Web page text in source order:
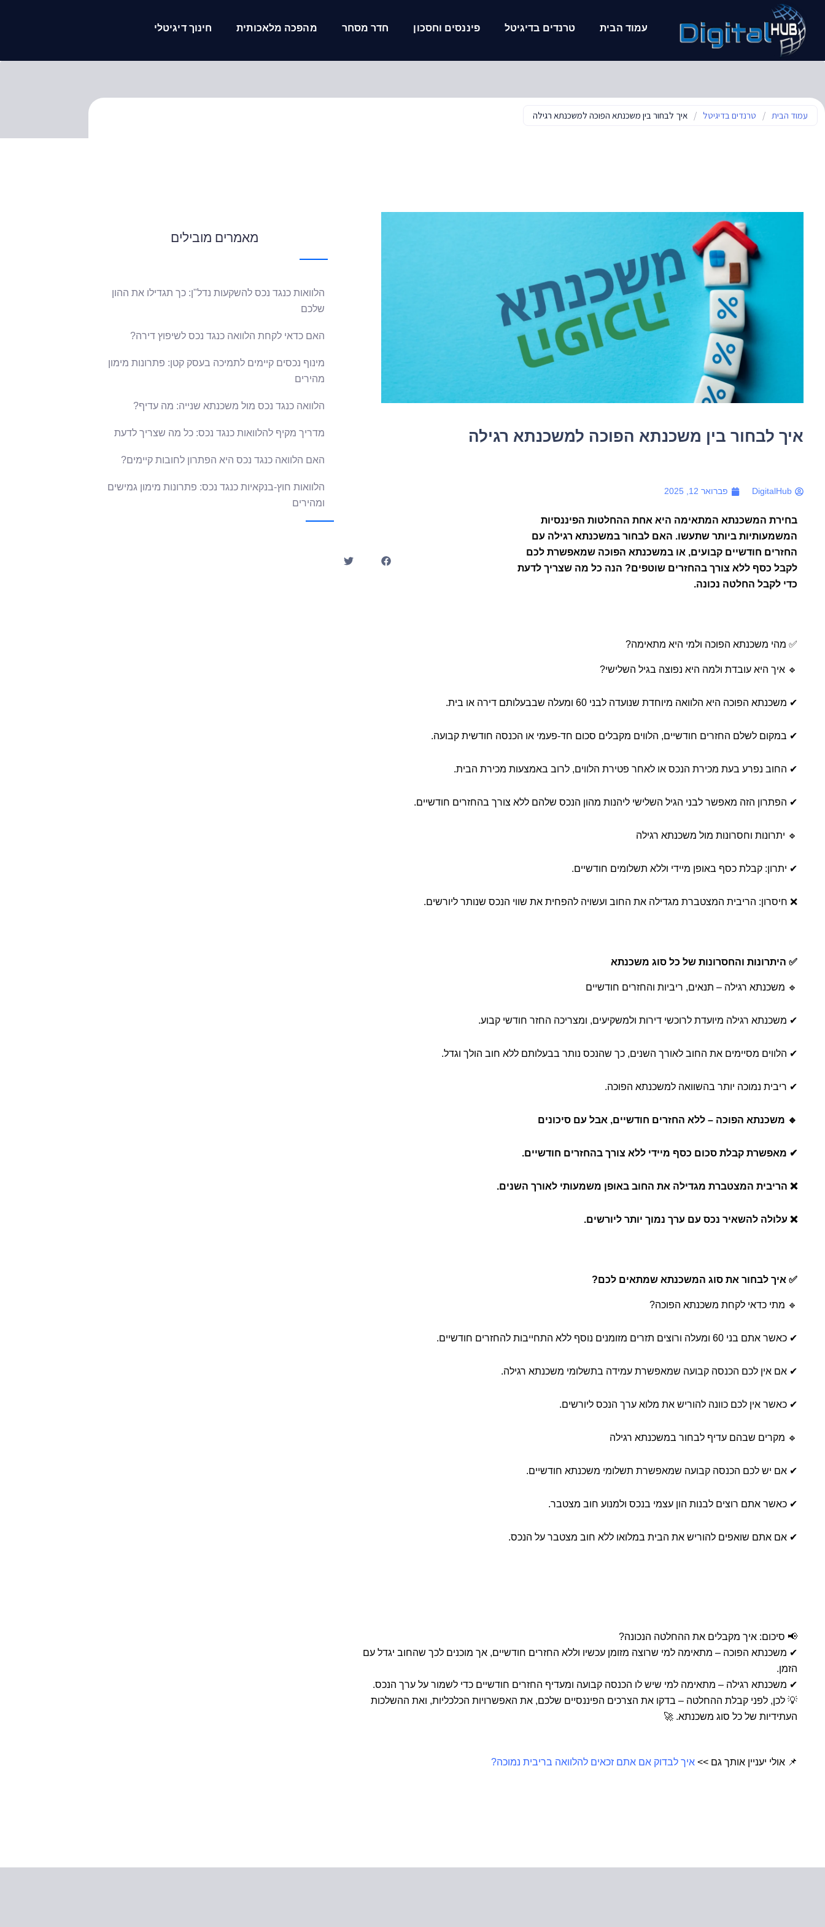
עמוד הבית טרנדים בדיגיטל פיננסים וחסכון חדר מסחר מהפכה מלאכותית חינוך דיגיטלי
עמוד הבית / טרנדים בדיגיטל / איך לבחור בין משכנתא הפוכה למשכנתא רגילה
איך לבחור בין משכנתא הפוכה למשכנתא רגילה
DigitalHub פברואר 12, 2025
בחירת המשכנתא המתאימה היא אחת ההחלטות הפיננסיות
המשמעותיות ביותר שתעשו. האם לבחור במשכנתא רגילה עם
החזרים חודשיים קבועים, או במשכנתא הפוכה שמאפשרת לכם
לקבל כסף ללא צורך בהחזרים שוטפים? הנה כל מה שצריך לדעת
כדי לקבל החלטה נכונה.
✅ מהי משכנתא הפוכה ולמי היא מתאימה?
🔹 איך היא עובדת ולמה היא נפוצה בגיל השלישי?
✔ משכנתא הפוכה היא הלוואה מיוחדת שנועדה לבני 60 ומעלה שבבעלותם דירה או בית.
✔ במקום לשלם החזרים חודשיים, הלווים מקבלים סכום חד-פעמי או הכנסה חודשית קבועה.
✔ החוב נפרע בעת מכירת הנכס או לאחר פטירת הלווים, לרוב באמצעות מכירת הבית.
✔ הפתרון הזה מאפשר לבני הגיל השלישי ליהנות מהון הנכס שלהם ללא צורך בהחזרים חודשיים.
🔹 יתרונות וחסרונות מול משכנתא רגילה
✔ יתרון: קבלת כסף באופן מיידי וללא תשלומים חודשיים.
❌ חיסרון: הריבית המצטברת מגדילה את החוב ועשויה להפחית את שווי הנכס שנותר ליורשים.
✅ היתרונות והחסרונות של כל סוג משכנתא
🔹 משכנתא רגילה – תנאים, ריביות והחזרים חודשיים
✔ משכנתא רגילה מיועדת לרוכשי דירות ולמשקיעים, ומצריכה החזר חודשי קבוע.
✔ הלווים מסיימים את החוב לאורך השנים, כך שהנכס נותר בבעלותם ללא חוב הולך וגדל.
✔ ריבית נמוכה יותר בהשוואה למשכנתא הפוכה.
🔹 משכנתא הפוכה – ללא החזרים חודשיים, אבל עם סיכונים
✔ מאפשרת קבלת סכום כסף מיידי ללא צורך בהחזרים חודשיים.
❌ הריבית המצטברת מגדילה את החוב באופן משמעותי לאורך השנים.
❌ עלולה להשאיר נכס עם ערך נמוך יותר ליורשים.
✅ איך לבחור את סוג המשכנתא שמתאים לכם?
🔹 מתי כדאי לקחת משכנתא הפוכה?
✔ כאשר אתם בני 60 ומעלה ורוצים תזרים מזומנים נוסף ללא התחייבות להחזרים חודשיים.
✔ אם אין לכם הכנסה קבועה שמאפשרת עמידה בתשלומי משכנתא רגילה.
✔ כאשר אין לכם כוונה להוריש את מלוא ערך הנכס ליורשים.
🔹 מקרים שבהם עדיף לבחור במשכנתא רגילה
✔ אם יש לכם הכנסה קבועה שמאפשרת תשלומי משכנתא חודשיים.
✔ כאשר אתם רוצים לבנות הון עצמי בנכס ולמנוע חוב מצטבר.
✔ אם אתם שואפים להוריש את הבית במלואו ללא חוב מצטבר על הנכס.
📢 סיכום: איך מקבלים את ההחלטה הנכונה?
✔ משכנתא הפוכה – מתאימה למי שרוצה מזומן עכשיו וללא החזרים חודשיים, אך מוכנים לכך שהחוב יגדל עם
הזמן.
✔ משכנתא רגילה – מתאימה למי שיש לו הכנסה קבועה ומעדיף החזרים חודשיים כדי לשמור על ערך הנכס.
💡 לכן, לפני קבלת ההחלטה – בדקו את הצרכים הפיננסיים שלכם, את האפשרויות הכלכליות, ואת ההשלכות
העתידיות של כל סוג משכנתא. 🚀
📌 אולי יעניין אותך גם >> איך לבדוק אם אתם זכאים להלוואה בריבית נמוכה?
מאמרים מובילים
הלוואות כנגד נכס להשקעות נדל"ן: כך תגדילו את ההון
שלכם
האם כדאי לקחת הלוואה כנגד נכס לשיפוץ דירה?
מינוף נכסים קיימים לתמיכה בעסק קטן: פתרונות מימון
מהירים
הלוואה כנגד נכס מול משכנתא שנייה: מה עדיף?
מדריך מקיף להלוואות כנגד נכס: כל מה שצריך לדעת
האם הלוואה כנגד נכס היא הפתרון לחובות קיימים?
הלוואות חוץ-בנקאיות כנגד נכס: פתרונות מימון גמישים
ומהירים